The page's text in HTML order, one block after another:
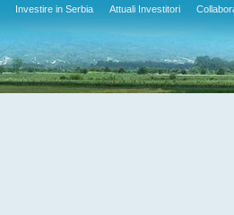
Investire in Serbia Attuali Investitori